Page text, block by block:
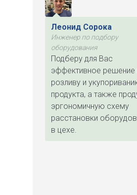
Леонид Сорока
Инженер по подбору
оборудования
Подберу для Вас
эффективное решение
розливу и
продукта, а также
эргономичную схему
расстановки
в цехе.